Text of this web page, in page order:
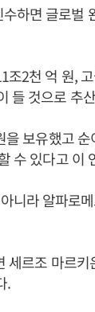
하면 글로벌
2천 억 원,
들 것으로 추
보유했고
수 있다고 이
니라 알파로
르조 마르
.